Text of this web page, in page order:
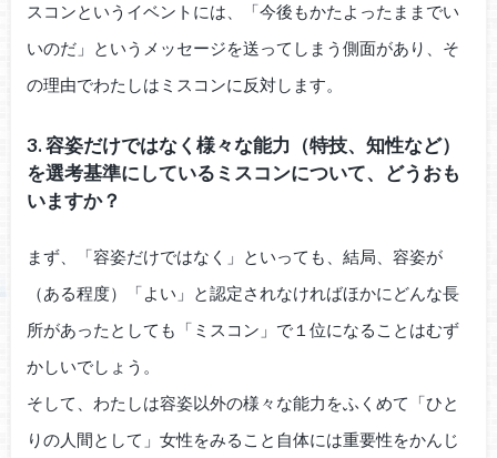
スコンというイベントには、「今後もかたよったままでい
いのだ」というメッセージを送ってしまう側面があり、そ
の理由でわたしはミスコンに反対します。
3. 容姿だけではなく様々な能力（特技、知性など）
を選考基準にしているミスコンについて、どうおも
いますか？
まず、「容姿だけではなく」といっても、結局、容姿が
（ある程度）「よい」と認定されなければほかにどんな長
所があったとしても「ミスコン」で１位になることはむず
かしいでしょう。
そして、わたしは容姿以外の様々な能力をふくめて「ひと
りの人間として」女性をみること自体には重要性をかんじ